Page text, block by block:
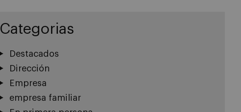
Categorias
Destacados
Dirección
Empresa
empresa familiar